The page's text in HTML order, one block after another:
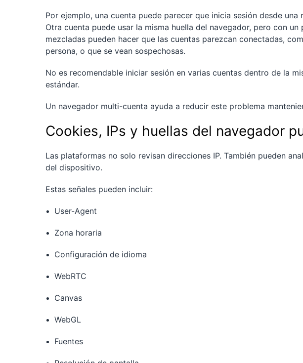
Por ejemplo, una cuenta puede parecer que inicia sesión desde
Otra cuenta puede usar la misma huella del navegador, pero con
mezcladas pueden hacer que las cuentas parezcan conectadas,
persona, o que se vean sospechosas.
No es recomendable iniciar sesión en varias cuentas dentro de la
estándar.
Un navegador multi-cuenta ayuda a reducir este problema
Cookies, IPs y huellas del navegador
Las plataformas no solo revisan direcciones IP. También pueden
del dispositivo.
Estas señales pueden incluir:
User-Agent
Zona horaria
Configuración de idioma
WebRTC
Canvas
WebGL
Fuentes